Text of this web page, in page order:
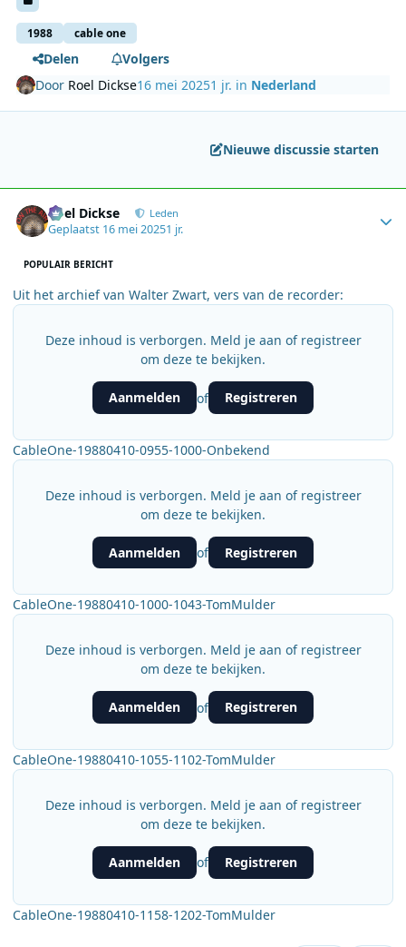
1988 cable one
Delen
Volgers
Door Roel Dickse16 mei 20251 jr. in Nederland
Nieuwe discussie starten
Roel Dickse Leden
Geplaatst 16 mei 20251 jr.
POPULAIR BERICHT
Uit het archief van Walter Zwart, vers van de recorder:
Deze inhoud is verborgen. Meld je aan of registreer
om deze te bekijken.
Aanmelden of Registreren
CableOne-19880410-0955-1000-Onbekend
Deze inhoud is verborgen. Meld je aan of registreer
om deze te bekijken.
Aanmelden of Registreren
CableOne-19880410-1000-1043-TomMulder
Deze inhoud is verborgen. Meld je aan of registreer
om deze te bekijken.
Aanmelden of Registreren
CableOne-19880410-1055-1102-TomMulder
Deze inhoud is verborgen. Meld je aan of registreer
om deze te bekijken.
Aanmelden of Registreren
CableOne-19880410-1158-1202-TomMulder